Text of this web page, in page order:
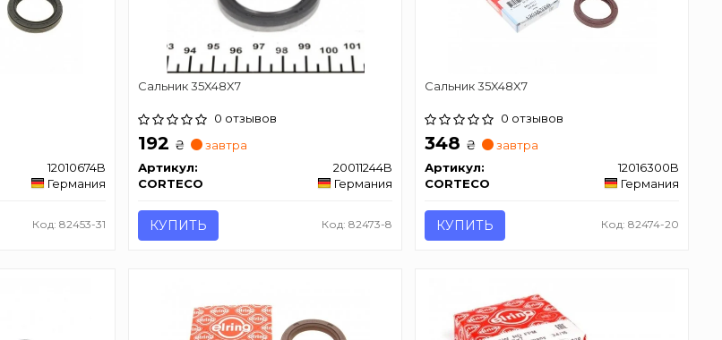
12010674B
Германия
Код: 82453-31
Сальник 35X48X7
0 отзывов
192 ₴
завтра
Артикул:
20011244B
CORTECO
Германия
КУПИТЬ Код: 82473-8
Сальник 35X48X7
0 отзывов
348 ₴
завтра
Артикул:
12016300B
CORTECO
Германия
КУПИТЬ Код: 82474-20